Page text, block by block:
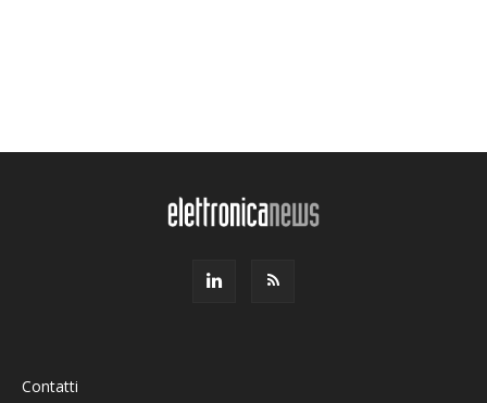
Contatti